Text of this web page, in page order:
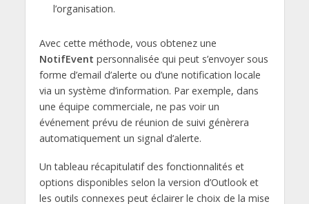
l’organisation.
Avec cette méthode, vous obtenez une
NotifEvent personnalisée qui peut s’envoyer sous
forme d’email d’alerte ou d’une notification locale
via un système d’information. Par exemple, dans
une équipe commerciale, ne pas voir un
événement prévu de réunion de suivi génèrera
automatiquement un signal d’alerte.
Un tableau récapitulatif des fonctionnalités et
options disponibles selon la version d’Outlook et
les outils connexes peut éclairer le choix de la mise